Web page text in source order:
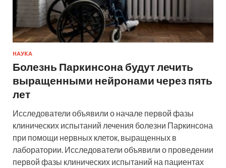
НАУКА
Болезнь Паркинсона будут лечить
выращенными нейронами через пять
лет
Исследователи объявили о начале первой фазы
клинических испытаний лечения болезни Паркинсона
при помощи нервных клеток, выращенных в
лаборатории. Исследователи объявили о проведении
первой фазы клинических испытаний на пациентах